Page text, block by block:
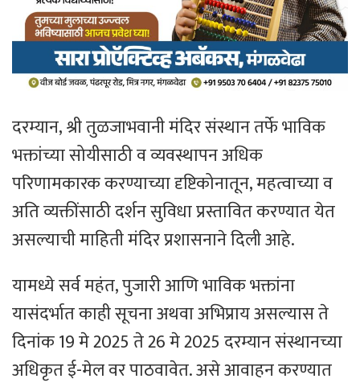
दरम्यान, श्री तुळजाभवानी मंदिर संस्थान तर्फे भाविक
भक्तांच्या सोयीसाठी व व्यवस्थापन अधिक
परिणामकारक करण्याच्या दृष्टिकोनातून, महत्वाच्या व
अति व्यक्तींसाठी दर्शन सुविधा प्रस्तावित करण्यात येत
असल्याची माहिती मंदिर प्रशासनाने दिली आहे.
यामध्ये सर्व महंत, पुजारी आणि भाविक भक्तांना
यासंदर्भात काही सूचना अथवा अभिप्राय असल्यास ते
दिनांक 19 मे 2025 ते 26 मे 2025 दरम्यान संस्थानच्या
अधिकृत ई-मेल वर पाठवावेत. असे आवाहन करण्यात